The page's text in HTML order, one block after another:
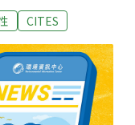
竊盜與瀕危物種
野生動物，因此
Twigg）告訴當
物，違反《自然
CITES